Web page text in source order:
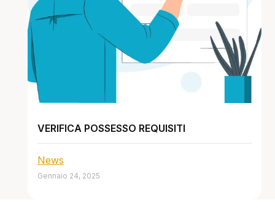
VERIFICA POSSESSO REQUISITI
News
Gennaio 24, 2025